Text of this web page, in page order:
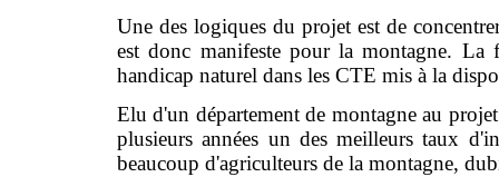
Une des logiques du projet est de
est donc manifeste pour la montagne.
handicap naturel dans les CTE mis à la
Elu d'un département de montagne au
plusieurs années un des meilleurs taux
beaucoup d'agriculteurs de la montagne,